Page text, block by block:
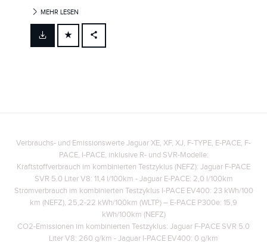
MEHR LESEN
FACEBOOK
Verbrauchs- und Emissionswerte Jaguar XE, XF, XJ, F-TYPE, E-PACE, F-
PACE, I-PACE, inklusive R- und SVR-Modelle:
Kraftstoffverbrauch im kombinierten Testzyklus (NEFZ): Jaguar F-PACE
SVR 5.0 Liter V8: 11,4 l/100km - Jaguar E-PACE: 2,0 l/100km
Stromverbrauch im kombinierten Testzyklus I-PACE EV400: 23 kWh/100
km (NEFZ), 25,2-22 kWh/100km (WLTP)– E-PACE P300e: 15,9
kWh/100km (NEFZ)
CO2-Emissionen im kombinierten Testzyklus: Jaguar F-PACE SVR 5.0
Liter V8: 260 g/km - Jaguar I-PACE EV400: 0 g/km